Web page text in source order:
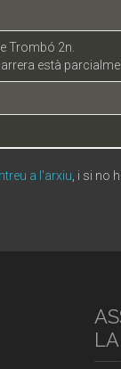
Trombó 2n.
està
a l'arxiu , i si no